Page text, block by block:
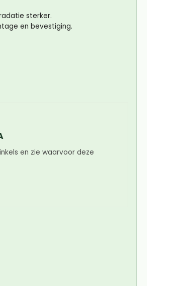
sterker.
en bevestiging.
en zie waarvoor deze